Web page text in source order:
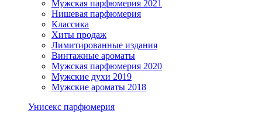
Мужская парфюмерия 2021
Нишевая парфюмерия
Классика
Хиты продаж
Лимитированные издания
Винтажные ароматы
Мужская парфюмерия 2020
Мужские духи 2019
Мужские ароматы 2018
Унисекс парфюмерия